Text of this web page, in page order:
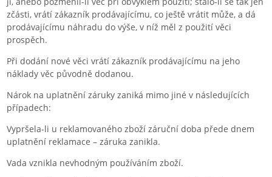
zčásti, vrátí zákazník prodávajícímu, co ještě vrátit může, a dá
prodávajícímu náhradu do výše, v níž měl z použití věci
prospěch.
Při dodání nové věci vrátí zákazník prodávajícímu na jeho
náklady věc původně dodanou.
Nárok na uplatnění záruky zaniká mimo jiné v následujících
případech:
Vypršela-li u reklamovaného zboží záruční doba přede dnem
uplatnění reklamace – záruka zanikla.
Vada vznikla nevhodným používáním zboží.